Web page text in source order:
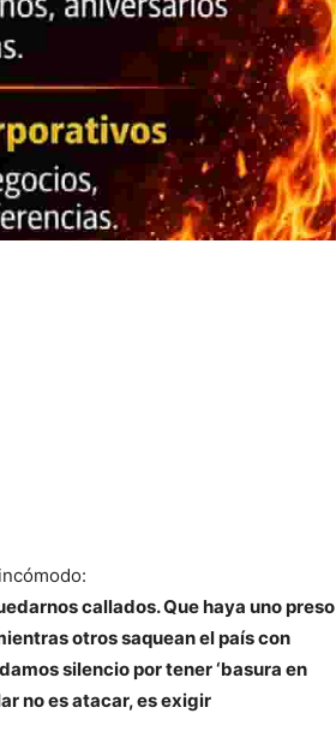
callados. Que haya uno preso
otros saquean el país con
silencio por tener ‘basura en
no es atacar, es exigir